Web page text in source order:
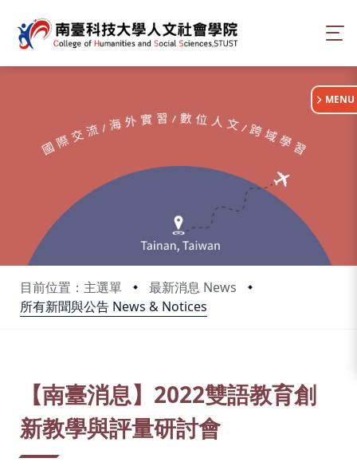
目前位置：主選單
最新消息 News
所有新聞與公告 News & Notices
:::
MENU
【南臺消息】2022雙語教育創
新教學與評量研討會